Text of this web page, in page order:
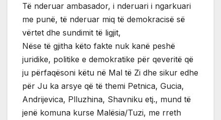
Të nderuar ambasador, i nderuari i ngarkuari
me punë, të nderuar miq të demokracisë së
vërtet dhe sundimit të ligjit,
Nëse të gjitha këto fakte nuk kanë peshë
juridike, politike e demokratike për qeveritë që
ju përfaqësoni këtu në Mal të Zi dhe sikur edhe
për Ju ka arsye që të themi Petnica, Gucia,
Andrijevica, Plluzhina, Shavniku etj., mund të
jenë komuna kurse Malësia/Tuzi, me rreth